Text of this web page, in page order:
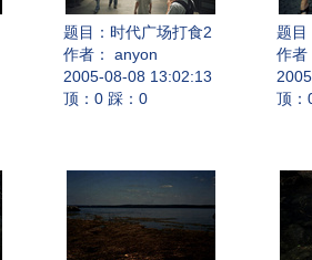
题目： 时代广场打食2
作者： anyon
2005-08-08 13:02:13
顶：0 踩：0
题目
作者
顶：